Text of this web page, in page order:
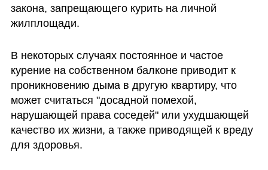
закона, запрещающего курить на личной
жилплощади.
В некоторых случаях постоянное и частое
курение на собственном балконе приводит к
проникновению дыма в другую квартиру, что
может считаться "досадной помехой,
нарушающей права соседей" или ухудшающей
качество их жизни, а также приводящей к вреду
для здоровья.